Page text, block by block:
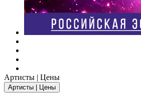
Артисты | Цены
Артисты | Цены